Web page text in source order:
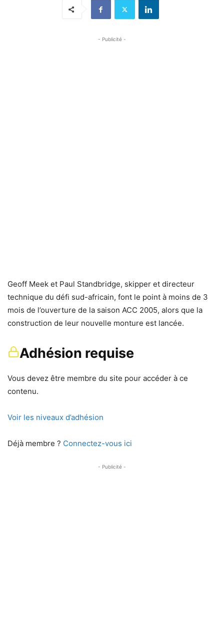
- Publicité -
Geoff Meek et Paul Standbridge, skipper et directeur
technique du défi sud-africain, font le point à moins de 3
mois de l’ouverture de la saison ACC 2005, alors que la
construction de leur nouvelle monture est lancée.
Adhésion requise
Vous devez être membre du site pour accéder à ce
contenu.
Voir les niveaux d’adhésion
Déjà membre ? Connectez-vous ici
- Publicité -